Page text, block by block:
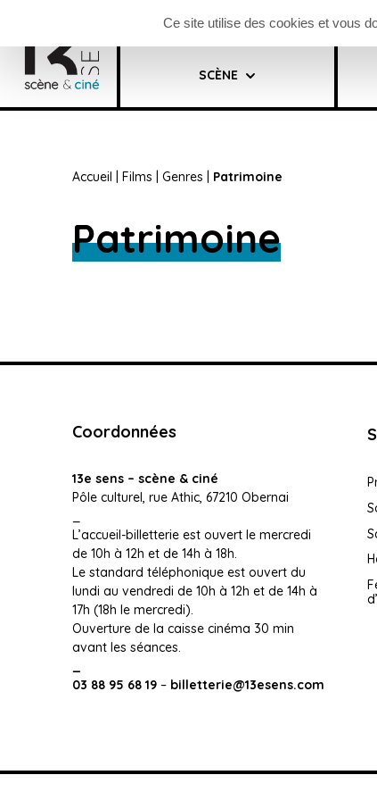
Billetterie saison S’abonner
SCÈNE
Cinéma
Accueil Films Genres Patrimoine
Patrimoine
Coordonnées
13e sens – scène & ciné
Pôle culturel, rue Athic, 67210 Obernai
L’accueil-billetterie est ouvert le mercredi
de 10h à 12h et de 14h à 18h.
Le standard téléphonique est ouvert du
lundi au vendredi de 10h à 12h et de 14h à
17h (18h le mercredi).
Ouverture de la caisse cinéma 30 min
avant les séances.
03 88 95 68 19– billetterie@13esens.com
Ce site utilise des cookies et vous